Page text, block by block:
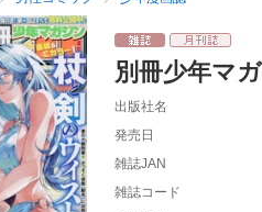
別冊少年マ
出版社名
発売日
雑誌JAN
雑誌コード